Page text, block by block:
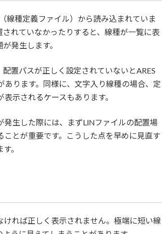
線種定義ファイル）から読み込まれていま
れていなかったりすると、線種が一覧に表
発生します。
置パスが正しく設定されていないとARES
ります。同様に、文字入り線種の場合、定
示されるケースもあります。
生した際には、まずLINファイルの配置場
とが重要です。こうした点を早めに見直す
。
れば正しく表示されません。極端に短い線